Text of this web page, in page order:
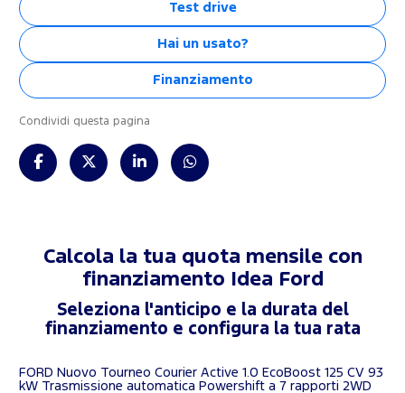
Test drive
Hai un usato?
Finanziamento
Condividi questa pagina
Calcola la tua quota mensile con
finanziamento
Idea Ford
Seleziona l'anticipo e la durata del
finanziamento e configura la tua rata
FORD Nuovo Tourneo Courier Active 1.0 EcoBoost 125 CV 93
kW Trasmissione automatica Powershift a 7 rapporti 2WD